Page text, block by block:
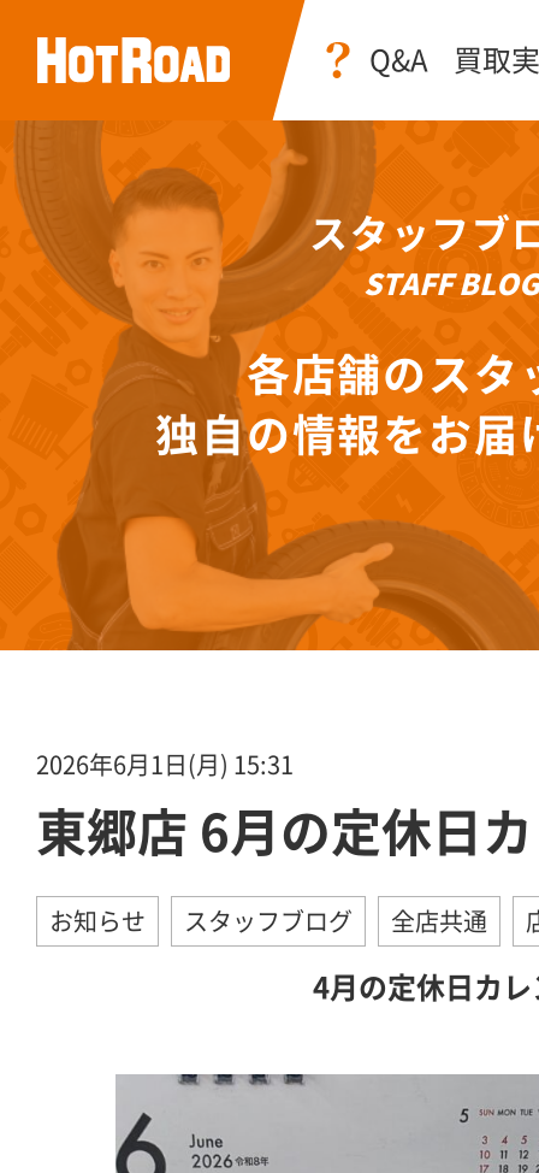
Q&A 買取
スタッフブ
STAFF BLOG
各店舗のスタ
独自の情報をお届
2026年6月1日(月) 15:31
東郷店 6月の定休日
お知らせ スタッフブログ 全店共通
4月の定休日カレ